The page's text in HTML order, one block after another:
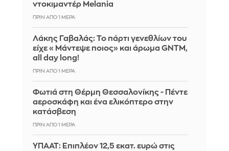
ντοκιμαντέρ Melania
ΠΡΙΝ ΑΠΌ 1 ΜΈΡΑ
Λάκης Γαβαλάς: Το πάρτι γενεθλίων του
είχε «Μάντεψε ποιος» και άρωμα GNTM,
all day long!
ΠΡΙΝ ΑΠΌ 1 ΜΈΡΑ
Φωτιά στη Θέρμη Θεσσαλονίκης - Πέντε
αεροσκάφη και ένα ελικόπτερο στην
κατάσβεση
ΠΡΙΝ ΑΠΌ 1 ΜΈΡΑ
ΥΠΑΑΤ: Επιπλέον 12,5 εκατ. ευρώ στις